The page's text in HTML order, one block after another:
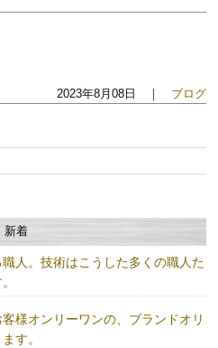
2023年8月08日 ｜ ブログ
新着
人。技術はこうした多くの職人た
様オンリーワンの、ブランドオリ
す。